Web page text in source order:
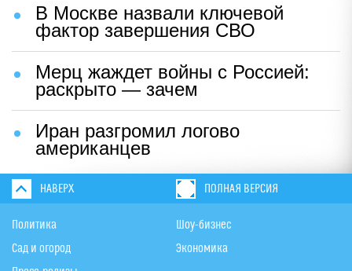
В Москве назвали ключевой
фактор завершения СВО
Мерц жаждет войны с Россией:
раскрыто — зачем
Иран разгромил логово
американцев
НАВЕРХ ПОЛНАЯ ВЕРСИЯ
Политика
Сад и огород
Шоу-бизнес
Экономика